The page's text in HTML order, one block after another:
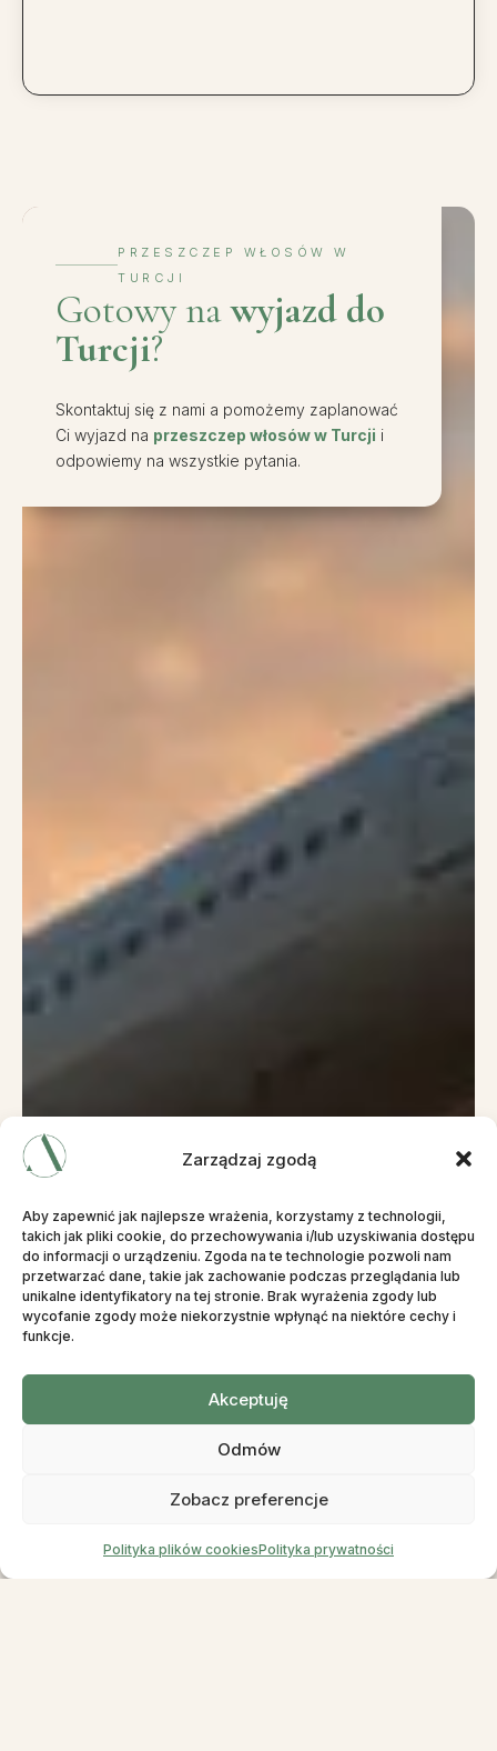
Zarządzaj zgodą
Aby zapewnić jak najlepsze wrażenia, korzystamy z technologii,
takich jak pliki cookie, do przechowywania i/lub uzyskiwania dostępu
do informacji o urządzeniu. Zgoda na te technologie pozwoli nam
przetwarzać dane, takie jak zachowanie podczas przeglądania lub
unikalne identyfikatory na tej stronie. Brak wyrażenia zgody lub
wycofanie zgody może niekorzystnie wpłynąć na niektóre cechy i
funkcje.
Akceptuję
Odmów
Zobacz preferencje
Polityka plików cookiesPolityka prywatności
PRZESZCZEP WŁOSÓW W
TURCJI
Gotowy nawyjazd do
Turcji?
Skontaktuj się z nami a pomożemy zaplanować
Ci wyjazd na przeszczep włosów w Turcji i
odpowiemy na wszystkie pytania.